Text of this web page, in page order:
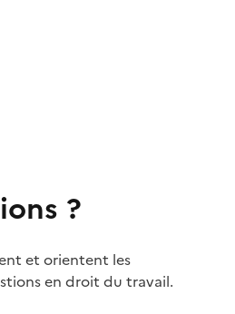
?
et orientent les
en droit du travail.